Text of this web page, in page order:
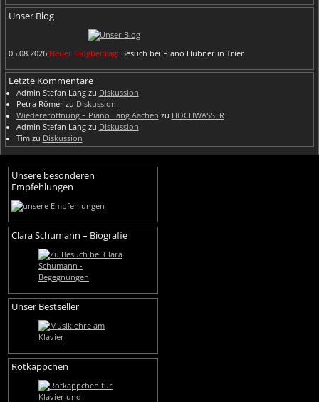
Unser Blog
05.08.2026 Neuer Blogbeitrag: Besuch bei Piano Hübner in Trier
Letzte Kommentare
Admin Stefan Langzu Diskussion
Petra Römerzu Diskussion
Wiedereröffnung – Piano Lang Aachen zu HOCHWASSER
Admin Stefan Langzu Diskussion
Timzu Diskussion
Unsere besonderen
Empfehlungen
Clara Schumann – Biografie
Unser Bestseller
Rotkäppchen